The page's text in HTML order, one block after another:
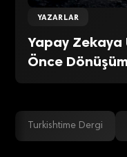
YAZARLAR
Yapay Zekaya
Önce Dönüşüm
Turkishtime Dergi